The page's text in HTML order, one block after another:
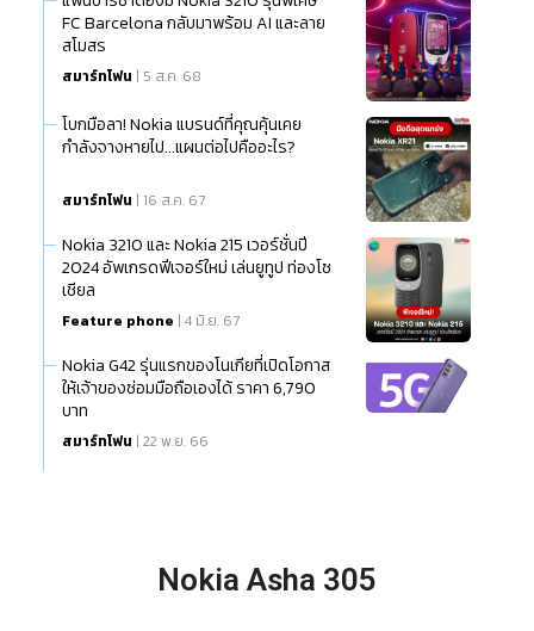
FC Barcelona กลับมาพร้อม AI และลาย
สโมสร
สมาร์ทโฟน | 5 ส.ค. 68
โบกมือลา! Nokia แบรนด์ที่คุณคุ้นเคย
กำลังจางหายไป...แผนต่อไปคืออะไร?
สมาร์ทโฟน | 16 ส.ค. 67
Nokia 3210 และ Nokia 215 เวอร์ชั่นปี
2024 อัพเกรดฟีเจอร์ใหม่ เล่นยูทูป ท่องโซ
เชียล
Feature phone | 4 มิ.ย. 67
Nokia G42 รุ่นแรกของโนเกียที่เปิดโอกาส
ให้เจ้าของซ่อมมือถือเองได้ ราคา 6,790
บาท
สมาร์ทโฟน | 22 พ.ย. 66
Nokia Asha 305